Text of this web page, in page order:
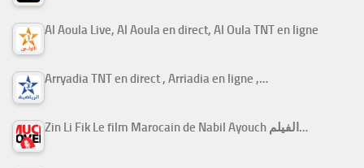
Al Aoula Live, Al Aoula en direct, Al Oula TNT en ligne
Arryadia TNT en direct , Arriadia en ligne ,…
Zin Li Fik Le film Marocain de Nabil Ayouch الفيلم…